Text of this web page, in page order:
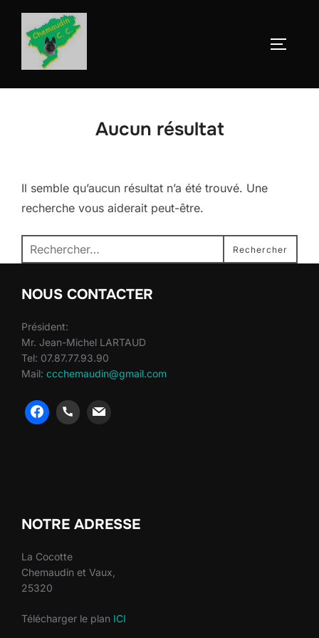
Aller
contenu
Aucun résultat
Il semble qu’aucun résultat n’a été trouvé. Une
recherche vous aiderait peut-être.
Recherche
pour :
Rechercher
NOUS CONTACTER
Président:
Mr. Jean-Michel LARTAUD
Tel: 07.87.77.93.90
Mail: ccchemaudin@gmail.com
NOTRE ADRESSE
La Cocotte
Chemaudin et Vaux,
25320
Télécharger le plan ICI